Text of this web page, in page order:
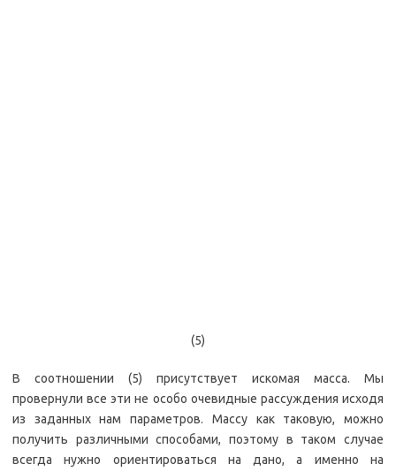
(5)
В соотношении (5) присутствует искомая масса. Мы
провернули все эти не особо очевидные рассуждения исходя
из заданных нам параметров. Массу как таковую, можно
получить различными способами, поэтому в таком случае
всегда нужно ориентироваться на дано, а именно на